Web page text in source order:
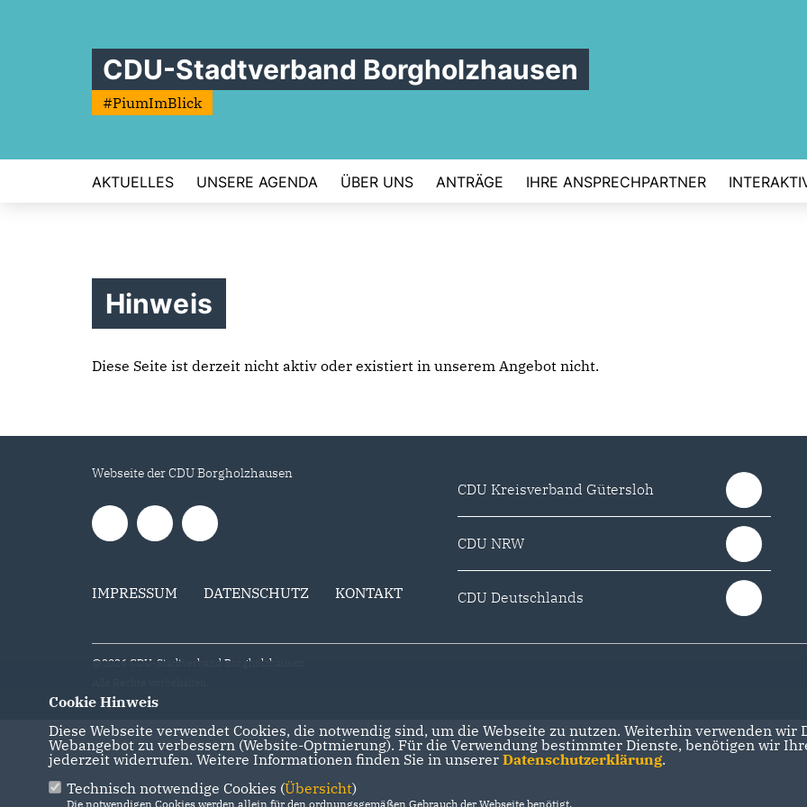
CDU-Stadtverband Borgholzhausen
#PiumImBlick
AKTUELLES UNSERE AGENDA ÜBER UNS ANTRÄGE IHRE ANSPRECHPARTNER
Hinweis
Diese Seite ist derzeit nicht aktiv oder existiert in unserem Angebot nicht.
Webseite der CDU Borgholzhausen
IMPRESSUM DATENSCHUTZ KONTAKT
CDU Kreisverband Gütersloh
CDU NRW
CDU Deutschlands
@2026 CDU-Stadtverband Borgholzhausen
Cookie Hinweis
Diese Webseite verwendet Cookies, die notwendig sind, um die Webseite zu nutzen. Weiterhin verwenden
Webangebot zu verbessern (Website-Optmierung). Für die Verwendung bestimmter Dienste, benötigen wir
jederzeit widerrufen. Weitere Informationen finden Sie in unserer Datenschutzerklärung.
Technisch notwendige Cookies (Übersicht)
Die notwendigen Cookies werden allein für den ordnungsgemäßen Gebrauch der Webseite benötigt.